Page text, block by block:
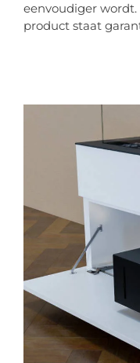
eenvoudiger
product staat